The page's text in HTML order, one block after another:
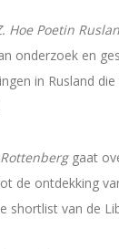
Hoe Poetin
onderzoek en
in Rusland
gaat
de ontdekking
van de